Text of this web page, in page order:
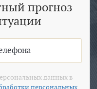
прогноз
данных в
персональных